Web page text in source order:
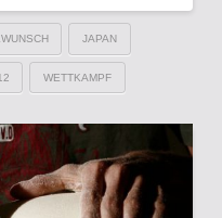
JAPAN
WETTKAMPF